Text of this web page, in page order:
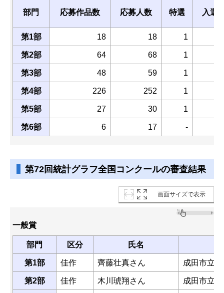
部門 応募作品数 応募人数 特選 入選
第1部 18 18
1
第2部
64 68
1
第3部
48 59
1
第4部
226 252
1
第5部
27 30
1
第6部
6 17 -
第72回統計グラフ全国コンクールの審査結果
画面サイズで表示
一般賞
部門 区分
氏名
第1部
佳作 齊藤壮真さん
成田市立
第2部
佳作 木川琥翔さん
成田市立